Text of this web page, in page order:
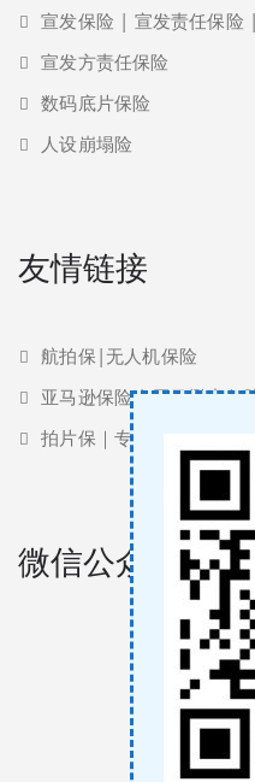
宣发保险 | 宣发责任保险
宣发方责任保险
数码底片保险
人设崩塌险
友情链接
航拍保|无人机保险
亚马逊保险 | 亚马逊责任
拍片保｜专业影视保险服务
微信公众号